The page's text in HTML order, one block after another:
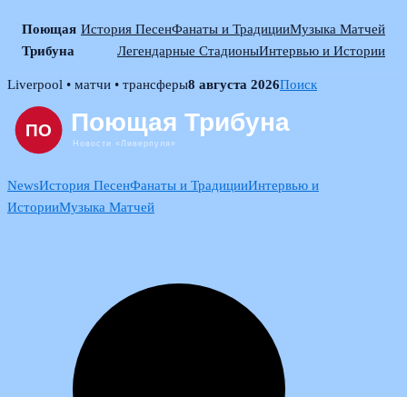
Поющая
Трибуна
История ПесенФанаты и ТрадицииМузыка Матчей
Легендарные СтадионыИнтервью и Истории
Skip
content
Liverpool • матчи • трансферы8 августа 2026Поиск
NewsИстория ПесенФанаты и ТрадицииИнтервью и
ИсторииМузыка Матчей